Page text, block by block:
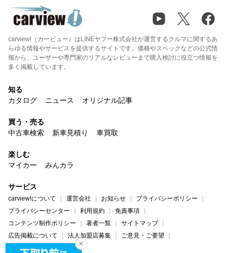
carview!（カービュー）はLINEヤフー株式会社が運営するクルマに関するあ
らゆる情報やサービスを提供するサイトです。価格やスペックなどの公式情
報から、ユーザーや専門家のリアルなレビューまで購入検討に役立つ情報を
多く掲載しています。
知る
カタログ
ニュース オリジナル記事
買う・売る
中古車検索
新車見積り 車買取
楽しむ
マイカー
みんカラ
サービス
carview!について 運営会社 お知らせ
プライバシーポリシー
プライバシーセンター
利用規約
免責事項
コンテンツ制作ポリシー
著者一覧
サイトマップ
広告掲載について
法人加盟店募集
ご意見・ご要望
ヘルプ・お問い合わせ